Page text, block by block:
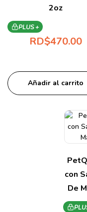
2oz
PLUS +
RD$470.00
Añadir al carrito
con
De